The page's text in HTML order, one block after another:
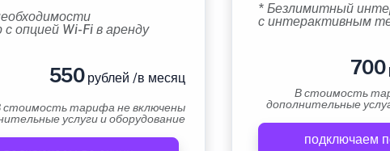
с опцией Wi-Fi в аренду
550рублей /в месяц
стоимость тарифа не включены
услуги и оборудование
* Безлимитный
с интерактивным
700
В стоимость
дополнительные
подключаем